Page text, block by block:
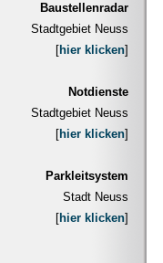
Baustellenradar
Stadtgebiet Neuss
[hier klicken]
Notdienste
Stadtgebiet Neuss
[hier klicken]
Parkleitsystem
Stadt Neuss
[hier klicken]